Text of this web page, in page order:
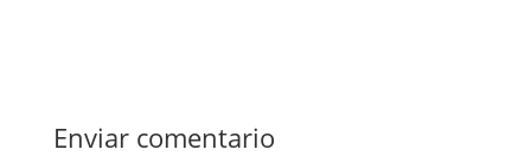
Enviar comentario